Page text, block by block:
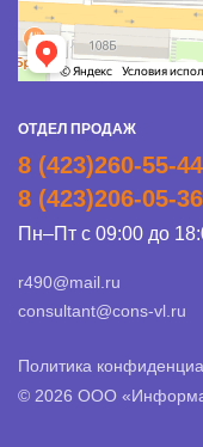
ОТДЕЛ ПРОДАЖ
8 (423)260-55-44
8 (423)206-05-36
Пн–Пт с 09:00 до
r490@mail.ru
consultant@cons-vl.ru
Политика
© 2026 ООО